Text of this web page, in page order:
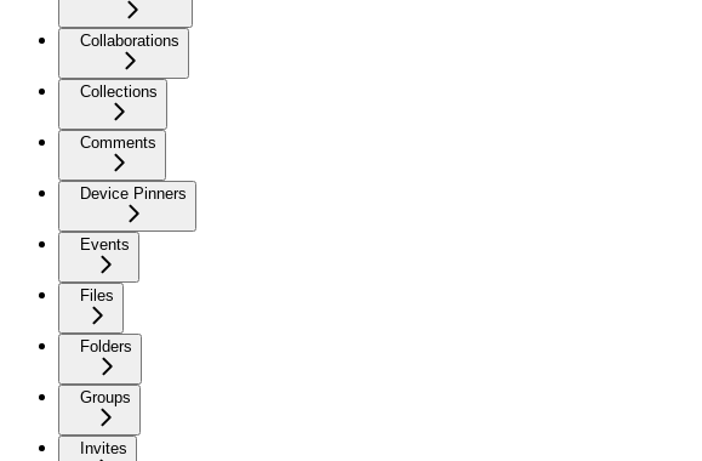
Collaborations
Collections
Comments
Device Pinners
Events
Files
Folders
Groups
Invites